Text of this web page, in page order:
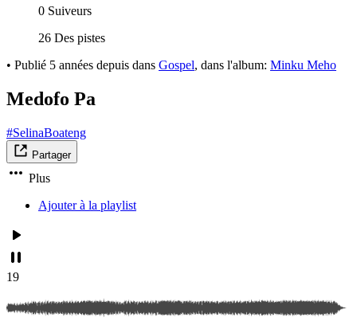
0 Suiveurs
26 Des pistes
• Publié 5 années depuis dans Gospel, dans l'album: Minku Meho
Medofo Pa
#SelinaBoateng
Partager
Plus
Ajouter à la playlist
19